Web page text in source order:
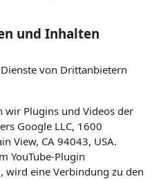
und Inhalten
von Drittanbietern
wir Plugins und Videos der
Google LLC, 1600
View, CA 94043, USA.
YouTube-Plugin
wird eine Verbindung zu den